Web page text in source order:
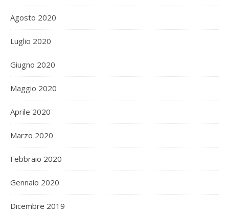
Agosto 2020
Luglio 2020
Giugno 2020
Maggio 2020
Aprile 2020
Marzo 2020
Febbraio 2020
Gennaio 2020
Dicembre 2019